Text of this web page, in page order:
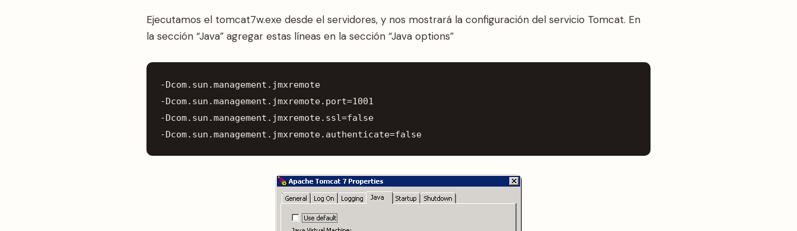
Ejecutamos el tomcat7w.exe desde el servidores, y nos mostrará la configuración del servicio Tomcat. En
la sección “Java” agregar estas líneas en la sección “Java options”
-Dcom. sun .management . jmxremote
-Dcom. sun .management . jmxremote. port=1001
-Dcom. sun .management . jmxremote. ssl=false
-Dcom. sun .management . jmxremote. authenticate=false